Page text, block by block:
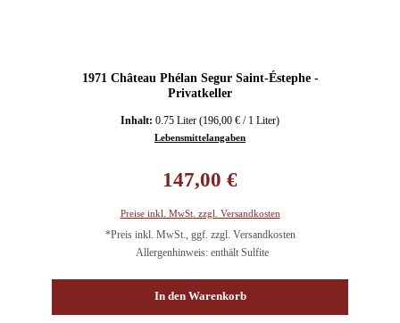
1971 Château Phélan Segur Saint-Éstephe -
Privatkeller
Inhalt: 0.75 Liter (196,00 € / 1 Liter)
Lebensmittelangaben
147,00 €
Preise inkl. MwSt. zzgl. Versandkosten
*Preis inkl. MwSt., ggf. zzgl. Versandkosten
Allergenhinweis: enthält Sulfite
In den Warenkorb